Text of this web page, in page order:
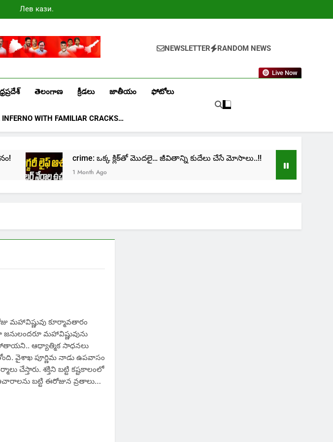
Лев казино
промокоды
NEWSLETTER RANDOM NEWS
Live Now
తెలంగాణ క్రీడలు జాతీయం ఫోటోలు
WITH FAMILIAR CRACKS…
crime: ఒక్క క్లిక్‌తో మొదలై… జీవితాన్ని కుదేలు చేసే మోసాలు..!!
1 Month Ago
మహావిష్ణువు కూర్మావతారం
మహావిష్ణువును
ఆధ్యాత్మిక సాధనలు
వైశాఖ పూర్ణిమ నాడు ఉపవాసం
చేస్తారు. శక్తిని బట్టి కష్టకాలంలో
బట్టి ఈరోజున వ్రతాలు…